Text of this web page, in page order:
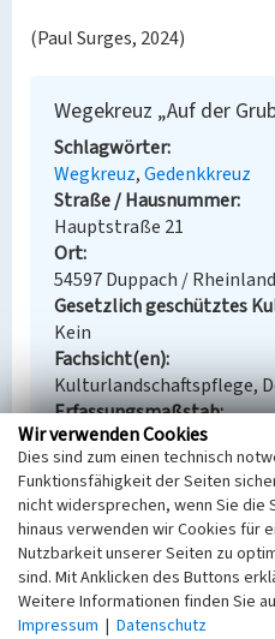
(Paul Surges, 2024)
Wegekreuz „Auf der
Schlagwörter
Wegkreuz Gedenkkreuz
Straße / Hausnummer
Hauptstraße 21
Ort
54597 Duppach /
Gesetzlich geschütztes
Kein
Fachsicht(en)
Kulturlandschaftspflege,
Erfassungsmaßstab
i.d.R. 1:5.000 (größer als
Erfassungsmethode
mündliche Hinweise
Vor Ort Dokumentation
Historischer Zeitraum
Beginn vor 1985
Wir verwenden Cookies
Dies sind zum einen technisch
Funktionsfähigkeit der Seiten
nicht widersprechen, wenn Sie die
hinaus verwenden wir Cookies für
Nutzbarkeit unserer Seiten zu
sind. Mit Anklicken des Buttons
Weitere Informationen finden Sie
Impressum | Datenschutz